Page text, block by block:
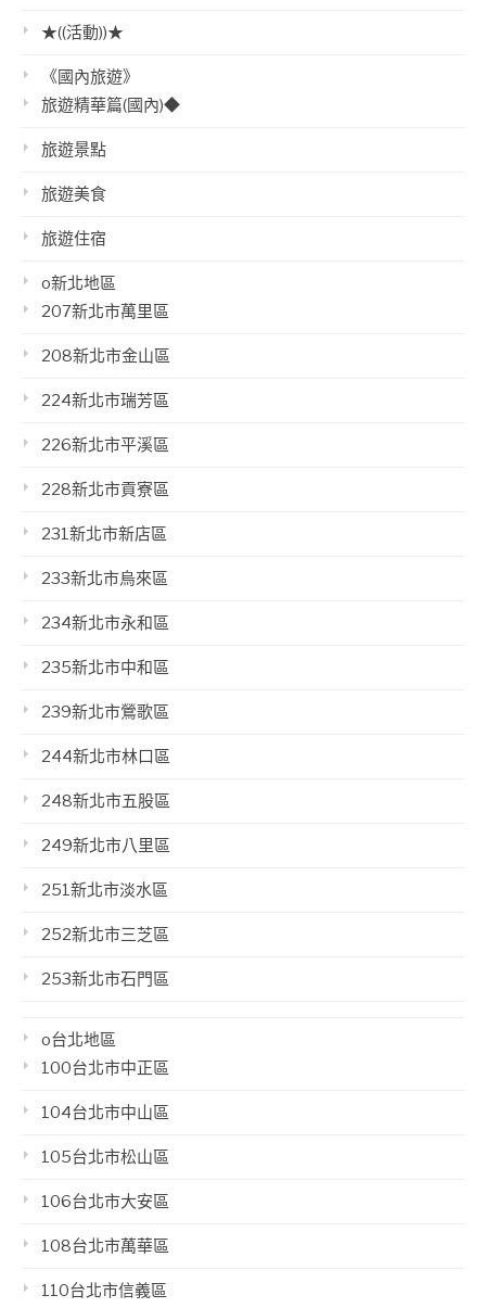
★((活動))★
《國內旅遊》
旅遊精華篇(國內)◆
旅遊景點
旅遊美食
旅遊住宿
o新北地區
207新北市萬里區
208新北市金山區
224新北市瑞芳區
226新北市平溪區
228新北市貢寮區
231新北市新店區
233新北市烏來區
234新北市永和區
235新北市中和區
239新北市鶯歌區
244新北市林口區
248新北市五股區
249新北市八里區
251新北市淡水區
252新北市三芝區
253新北市石門區
o台北地區
100台北市中正區
104台北市中山區
105台北市松山區
106台北市大安區
108台北市萬華區
110台北市信義區